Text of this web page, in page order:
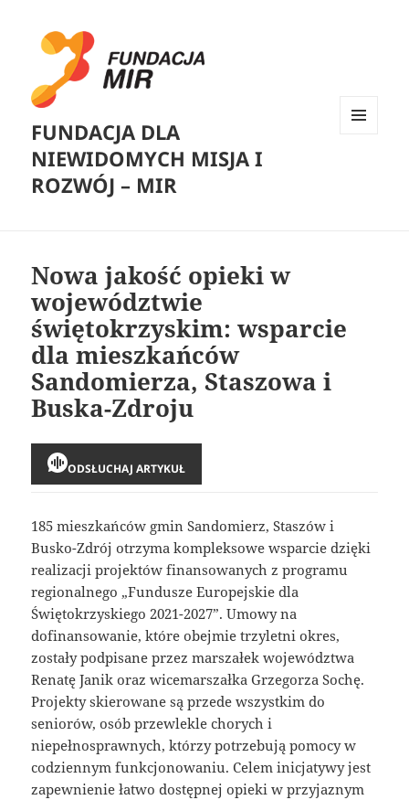
FUNDACJA DLA
NIEWIDOMYCH MISJA I
ROZWÓJ – MIR
Nowa jakość opieki w
województwie
świętokrzyskim: wsparcie
dla mieszkańców
Sandomierza, Staszowa i
Buska-Zdroju
ODSŁUCHAJ ARTYKUŁ
185 mieszkańców gmin Sandomierz, Staszów i
Busko-Zdrój otrzyma kompleksowe wsparcie dzięki
realizacji projektów finansowanych z programu
regionalnego „Fundusze Europejskie dla
Świętokrzyskiego 2021-2027”. Umowy na
dofinansowanie, które obejmie trzyletni okres,
zostały podpisane przez marszałek województwa
Renatę Janik oraz wicemarszałka Grzegorza Sochę.
Projekty skierowane są przede wszystkim do
seniorów, osób przewlekle chorych i
niepełnosprawnych, którzy potrzebują pomocy w
codziennym funkcjonowaniu. Celem inicjatywy jest
zapewnienie łatwo dostępnej opieki w przyjaznym